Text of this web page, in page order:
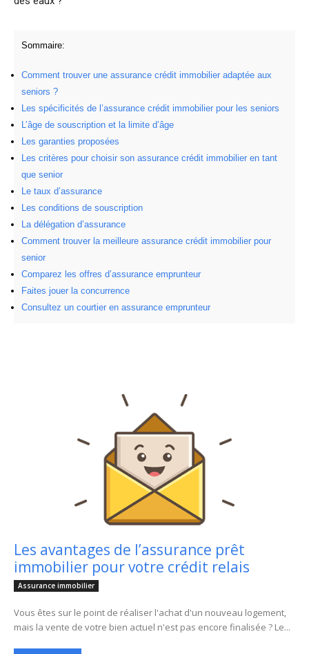
Sommaire:
Comment trouver une assurance crédit immobilier adaptée aux
seniors ?
Les spécificités de l’assurance crédit immobilier pour les seniors
L’âge de souscription et la limite d’âge
Les garanties proposées
Les critères pour choisir son assurance crédit immobilier en tant
que senior
Le taux d’assurance
Les conditions de souscription
La délégation d’assurance
Comment trouver la meilleure assurance crédit immobilier pour
senior
Comparez les offres d’assurance emprunteur
Faites jouer la concurrence
Consultez un courtier en assurance emprunteur
Les avantages de l’assurance prêt
immobilier pour votre crédit relais
Assurance immobilier
Vous êtes sur le point de réaliser l'achat d'un nouveau logement,
mais la vente de votre bien actuel n'est pas encore finalisée ? Le...